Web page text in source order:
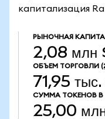
капитализация
РЫНОЧНАЯ
2,08 млн
ОБЪЕМ ТОРГОВЛИ
71,95
СУММА ТОКЕНОВ В
25,00